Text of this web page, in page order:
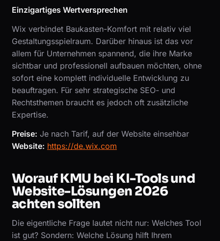
Einzigartiges Wertversprechen
Wix verbindet Baukasten-Komfort mit relativ viel
Gestaltungsspielraum. Darüber hinaus ist das vor
allem für Unternehmen spannend, die ihre Marke
sichtbar und professionell aufbauen möchten, ohne
sofort eine komplett individuelle Entwicklung zu
beauftragen. Für sehr strategische SEO- und
Rechtsthemen braucht es jedoch oft zusätzliche
Expertise.
Preise: Je nach Tarif, auf der Website einsehbar
Website: https://de.wix.com
Worauf KMU bei KI-Tools und
Website-Lösungen 2026
achten sollten
Die eigentliche Frage lautet nicht nur: Welches Tool
ist gut? Sondern: Welche Lösung hilft Ihrem